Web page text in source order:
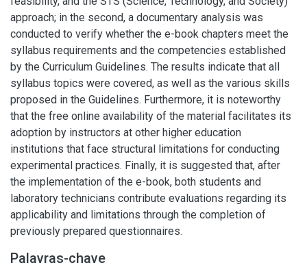
approach; in the second, a documentary analysis was
conducted to verify whether the e-book chapters meet the
syllabus requirements and the competencies established
by the Curriculum Guidelines. The results indicate that all
syllabus topics were covered, as well as the various skills
proposed in the Guidelines. Furthermore, it is noteworthy
that the free online availability of the material facilitates its
adoption by instructors at other higher education
institutions that face structural limitations for conducting
experimental practices. Finally, it is suggested that, after
the implementation of the e-book, both students and
laboratory technicians contribute evaluations regarding its
applicability and limitations through the completion of
previously prepared questionnaires.
Palavras-chave